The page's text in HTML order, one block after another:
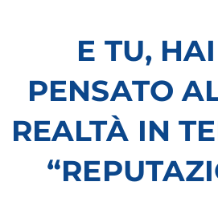
E TU,
PENSATO
REALTÀ IN